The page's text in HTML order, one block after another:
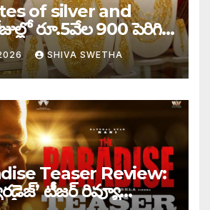
of silver and
రూ.5వేల 900 పెరిగిన
SHIVA SWETHA
Teaser Review:
టీజర్ రివ్యూ…